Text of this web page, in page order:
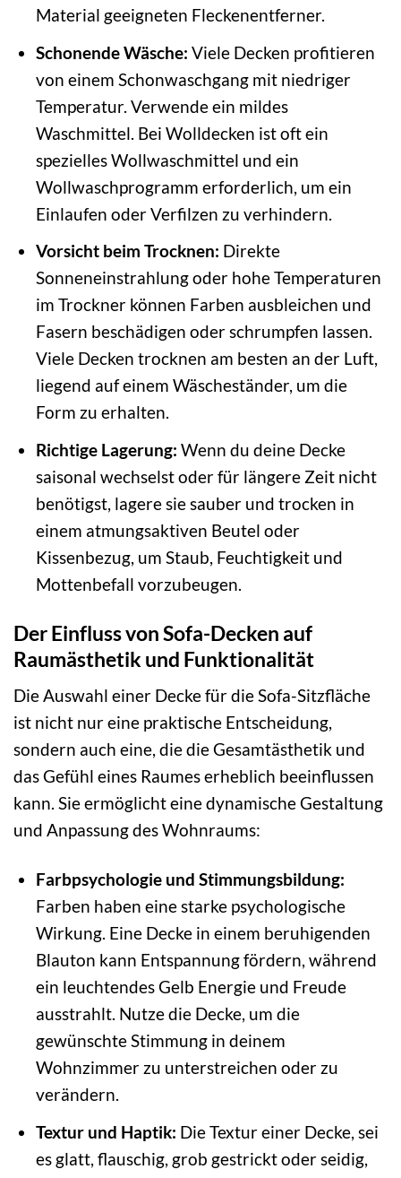
Material geeigneten Fleckenentferner.
Schonende Wäsche: Viele Decken profitieren
von einem Schonwaschgang mit niedriger
Temperatur. Verwende ein mildes
Waschmittel. Bei Wolldecken ist oft ein
spezielles Wollwaschmittel und ein
Wollwaschprogramm erforderlich, um ein
Einlaufen oder Verfilzen zu verhindern.
Vorsicht beim Trocknen: Direkte
Sonneneinstrahlung oder hohe Temperaturen
im Trockner können Farben ausbleichen und
Fasern beschädigen oder schrumpfen lassen.
Viele Decken trocknen am besten an der Luft,
liegend auf einem Wäscheständer, um die
Form zu erhalten.
Richtige Lagerung: Wenn du deine Decke
saisonal wechselst oder für längere Zeit nicht
benötigst, lagere sie sauber und trocken in
einem atmungsaktiven Beutel oder
Kissenbezug, um Staub, Feuchtigkeit und
Mottenbefall vorzubeugen.
Der Einfluss von Sofa-Decken auf
Raumästhetik und Funktionalität
Die Auswahl einer Decke für die Sofa-Sitzfläche
ist nicht nur eine praktische Entscheidung,
sondern auch eine, die die Gesamtästhetik und
das Gefühl eines Raumes erheblich beeinflussen
kann. Sie ermöglicht eine dynamische Gestaltung
und Anpassung des Wohnraums:
Farbpsychologie und Stimmungsbildung:
Farben haben eine starke psychologische
Wirkung. Eine Decke in einem beruhigenden
Blauton kann Entspannung fördern, während
ein leuchtendes Gelb Energie und Freude
ausstrahlt. Nutze die Decke, um die
gewünschte Stimmung in deinem
Wohnzimmer zu unterstreichen oder zu
verändern.
Textur und Haptik: Die Textur einer Decke, sei
es glatt, flauschig, grob gestrickt oder seidig,